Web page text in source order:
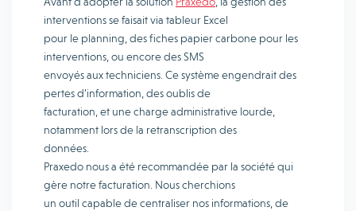
interventions se faisait via tableur Excel
pour le planning, des fiches papier carbone pour les
interventions, ou encore des SMS
envoyés aux techniciens. Ce système engendrait des
pertes d’information, des oublis de
facturation, et une charge administrative lourde,
notamment lors de la retranscription des
données.
Praxedo nous a été recommandée par la société qui
gère notre facturation. Nous cherchions
un outil capable de centraliser nos informations, de